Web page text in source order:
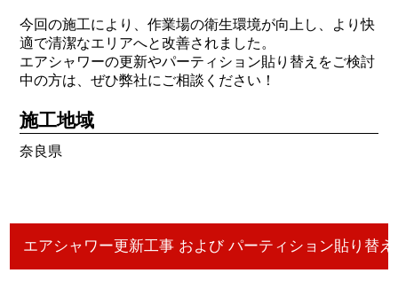
今回の施工により、作業場の衛生環境が向上し、より快
適で清潔なエリアへと改善されました。
エアシャワーの更新やパーティション貼り替えをご検討
中の方は、ぜひ弊社にご相談ください！
施工地域
奈良県